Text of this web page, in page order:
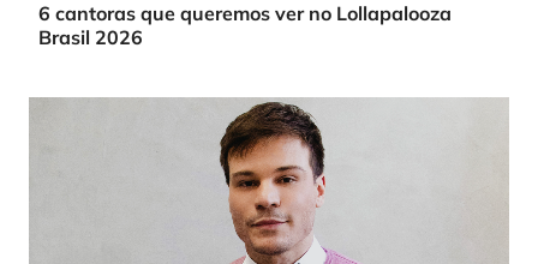
6 cantoras que queremos ver no Lollapalooza
Brasil 2026